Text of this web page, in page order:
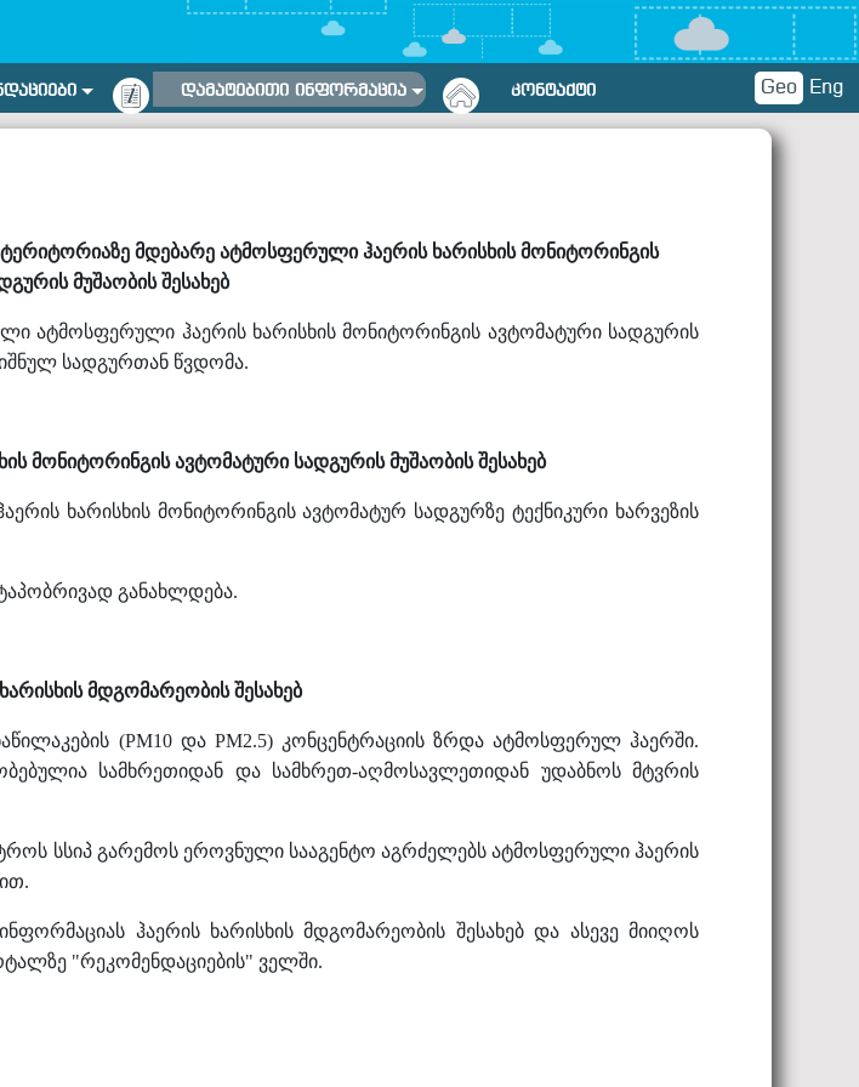
ᲓᲐᲛᲐᲢᲔᲑᲘᲗᲘ ᲘᲜᲤᲝᲠᲛᲐᲪᲘᲐ ᲙᲝᲜᲢᲐᲥᲢᲘ Geo Eng
მდებარე ატმოსფერული ჰაერის ხარისხის მონიტორინგის
მუშაობის შესახებ
ატმოსფერული ჰაერის ხარისხის მონიტორინგის ავტომატური სადგურის
სადგურთან წვდომა.
მონიტორინგის ავტომატური სადგურის მუშაობის შესახებ
ხარისხის მონიტორინგის ავტომატურ სადგურზე ტექნიკური ხარვეზის
განახლდება.
მდგომარეობის შესახებ
(PM10 და PM2.5) კონცენტრაციის ზრდა ატმოსფერულ ჰაერში.
სამხრეთიდან და სამხრეთ-აღმოსავლეთიდან უდაბნოს მტვრის
სსიპ გარემოს ეროვნული სააგენტო აგრძელებს ატმოსფერული ჰაერის
ჰაერის ხარისხის მდგომარეობის შესახებ და ასევე მიიღოს
"რეკომენდაციების" ველში.